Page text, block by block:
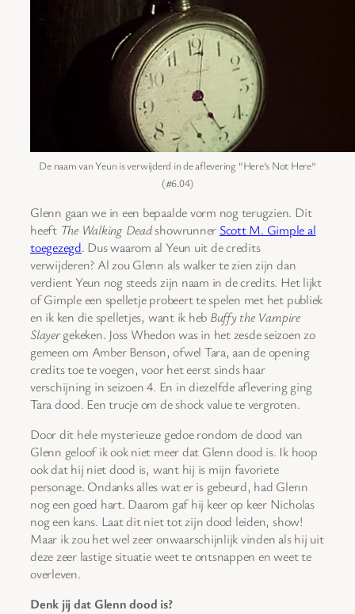
De naam van Yeun is verwijderd in de aflevering “Here’s Not Here”
(#6.04)
Glenn gaan we in een bepaalde vorm nog terugzien. Dit
heeft The Walking Deadshowrunner Scott M. Gimple al
toegezegd. Dus waarom al Yeun uit de credits
verwijderen? Al zou Glenn als walker te zien zijn dan
verdient Yeun nog steeds zijn naam in de credits. Het lijkt
of Gimple een spelletje probeert te spelen met het publiek
en ik ken die spelletjes, want ik heb Buffy the Vampire
Slayergekeken. Joss Whedon was in het zesde seizoen zo
gemeen om Amber Benson, ofwel Tara, aan de opening
credits toe te voegen, voor het eerst sinds haar
verschijning in seizoen 4. En in diezelfde aflevering ging
Tara dood. Een trucje om de shock value te vergroten.
Door dit hele mysterieuze gedoe rondom de dood van
Glenn geloof ik ook niet meer dat Glenn dood is. Ik hoop
ook dat hij niet dood is, want hij is mijn favoriete
personage. Ondanks alles wat er is gebeurd, had Glenn
nog een goed hart. Daarom gaf hij keer op keer Nicholas
nog een kans. Laat dit niet tot zijn dood leiden, show!
Maar ik zou het wel zeer onwaarschijnlijk vinden als hij uit
deze zeer lastige situatie weet te ontsnappen en weet te
overleven.
Denk jij dat Glenn dood is?